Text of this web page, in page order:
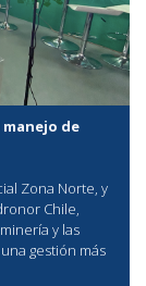
de
Zona Norte, y
Chile,
y las
gestión más